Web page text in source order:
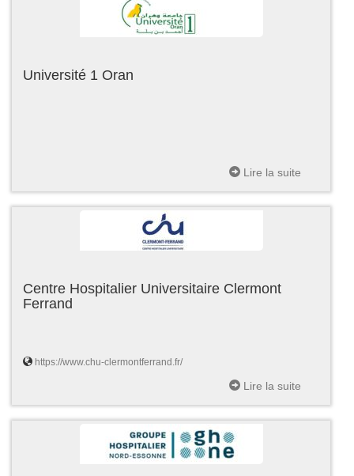
Université 1 Oran
Lire la suite
Centre Hospitalier Universitaire Clermont
Ferrand
https://www.chu-clermontferrand.fr/
Lire la suite